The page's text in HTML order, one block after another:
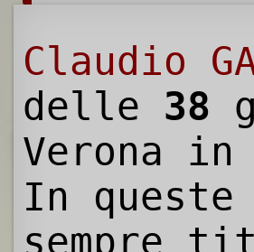
Claudio
delle 38
Verona in
In
sempre